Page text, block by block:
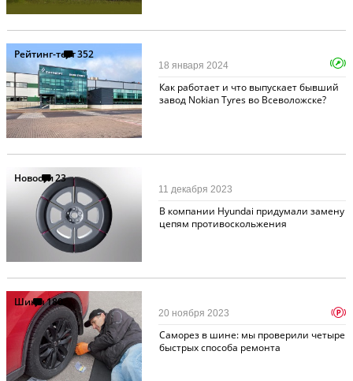
Рейтинг-тест352
Как работает и что выпускает бывший
завод Nokian Tyres во Всеволожске?
18 января 2024
Новости23
В компании Hyundai придумали замену
цепям противоскольжения
11 декабря 2023
Шины180
Саморез в шине: мы проверили четыре
быстрых способа ремонта
20 ноября 2023 p